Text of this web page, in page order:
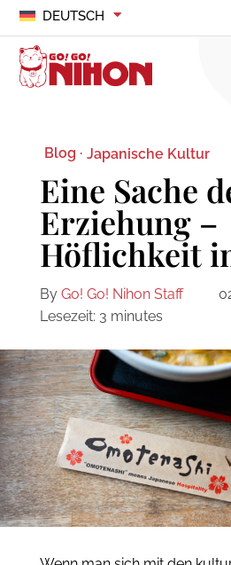
DEUTSCH
Blog · Japanische Kultur
Eine Sache
Erziehung –
Höflichkeit
By Go! Go! Nihon Staff
Lesezeit: 3 minutes